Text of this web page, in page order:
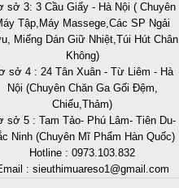
sở 3: 3 Cầu Giấy - Hà Nội ( Chuyên
Tập,Máy Massege,Các SP Ngải
Miếng Dán Giữ Nhiệt,Túi Hút Chân
Không)
sở 4 : 24 Tân Xuân - Từ Liêm - Hà
Nội (Chuyên Chăn Ga Gối Đệm,
Chiếu,Thảm)
sở 5 : Tam Tảo- Phú Lâm- Tiên Du-
Ninh (Chuyên Mĩ Phẩm Hàn Quốc)
Hotline : 0973.103.832
: sieuthimuareso1@gmail.com